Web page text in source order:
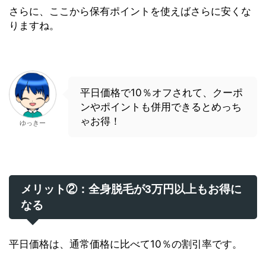
さらに、ここから保有ポイントを使えばさらに安くな
りますね。
ゆっきー
平日価格で10％オフされて、クーポ
ンやポイントも併用できるとめっち
ゃお得！
メリット②：全身脱毛が3万円以上もお得に
なる
平日価格は、通常価格に比べて10％の割引率です。